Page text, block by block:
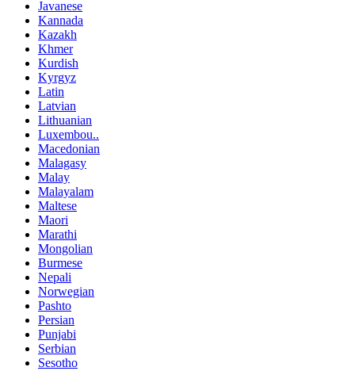
Javanese
Kannada
Kazakh
Khmer
Kurdish
Kyrgyz
Latin
Latvian
Lithuanian
Luxembou..
Macedonian
Malagasy
Malay
Malayalam
Maltese
Maori
Marathi
Mongolian
Burmese
Nepali
Norwegian
Pashto
Persian
Punjabi
Serbian
Sesotho